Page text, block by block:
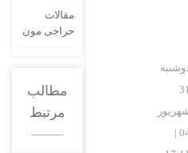
حراجی مون
مطالب
مرتبط